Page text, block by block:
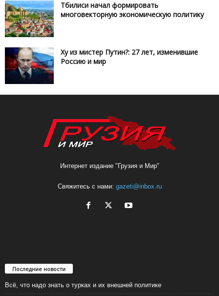
Тбилиси начал формировать
многовекторную экономическую политику
Ху из мистер Путин?: 27 лет, изменившие
Россию и мир
Интернет издание "Грузия и Мир"
Свяжитесь с нами: gazeti@inbox.ru
Последние новости
Всё, что надо знать о турках и их внешней политике